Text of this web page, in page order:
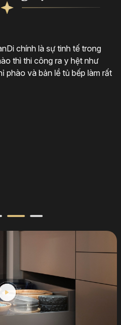
chính là sự tinh tế trong
thì thi công ra y hệt như
phào và bản lề tủ bếp làm rất